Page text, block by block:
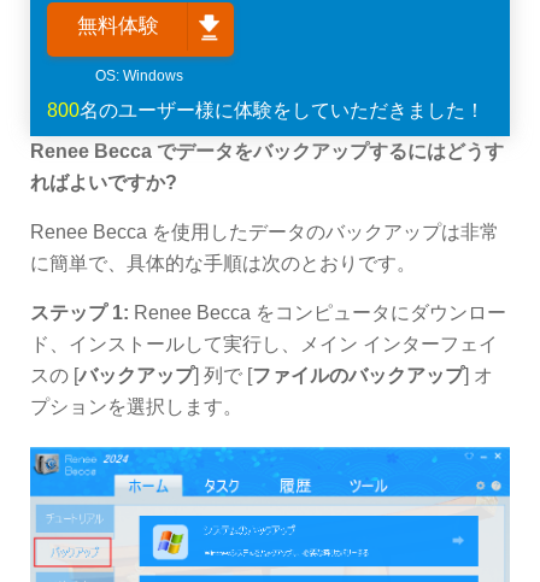
無料体験
800名のユーザー様に体験をしていただきました！
Renee Becca でデータをバックアップするにはどうす
ればよいですか?
Renee Becca を使用したデータのバックアップは非常
に簡単で、具体的な手順は次のとおりです。
ステップ 1: Renee Becca をコンピュータにダウンロー
ド、インストールして実行し、メイン インターフェイ
スの [バックアップ] 列で [ファイルのバックアップ] オ
プションを選択します。